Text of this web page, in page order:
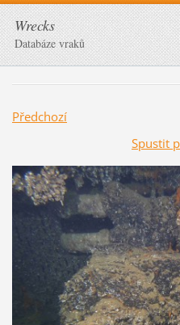
Wrecks
Databáze vraků
Předchozí
Spustit